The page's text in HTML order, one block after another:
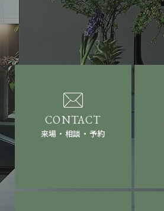
来場・相談・予約